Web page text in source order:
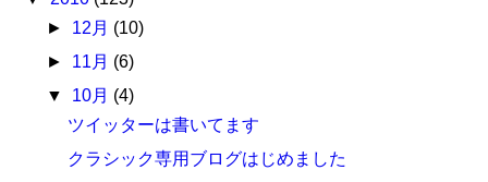
► 12月 (10)
► 11月 (6)
▼ 10月 (4)
ツイッターは書いてます
クラシック専用ブログはじめました